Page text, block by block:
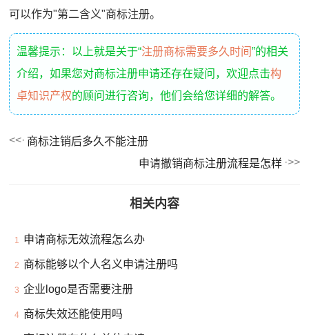
可以作为"第二含义"商标注册。
温馨提示：以上就是关于“注册商标需要多久时间”的相关
介绍，如果您对商标注册申请还存在疑问，欢迎点击构
卓知识产权的顾问进行咨询，他们会给您详细的解答。
商标注销后多久不能注册
申请撤销商标注册流程是怎样
相关内容
1 申请商标无效流程怎么办
2 商标能够以个人名义申请注册吗
3 企业logo是否需要注册
4 商标失效还能使用吗